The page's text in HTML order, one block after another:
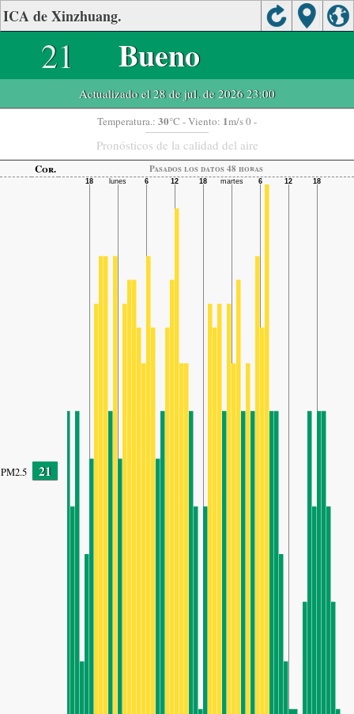
ICA de Xinzhuang.
21 Bueno
Actualizado el 28 de jul. de 2026 23:00
Temperatura.: 30°C - Viento: 1m/s 0 -
Pronósticos de la calidad del aire
Cor. Pasados ​​los datos 48 horas
PM2.5 21